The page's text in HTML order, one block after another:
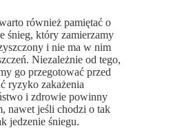
również pamiętać o
śnieg, który zamierzamy
i nie ma w nim
Niezależnie od tego,
go przegotować przed
ryzyko zakażenia
i zdrowie powinny
nawet jeśli chodzi o tak
jedzenie śniegu.